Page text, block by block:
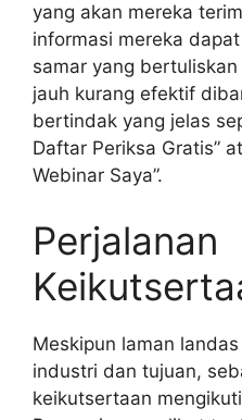
yang akan mereka
informasi mereka
samar yang bertuliskan
jauh kurang efektif
bertindak yang jelas
Daftar Periksa Gratis”
Webinar Saya”.
Perjalanan
Meskipun laman
industri dan tujuan,
keikutsertaan